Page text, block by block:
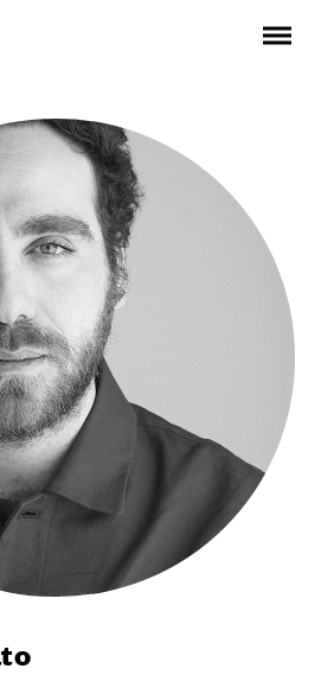
ES FR DE
y portones
muebles
elevadoras